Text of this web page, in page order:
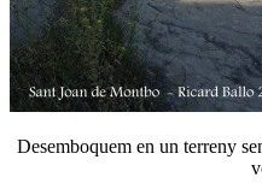
Desemboquem en un terreny